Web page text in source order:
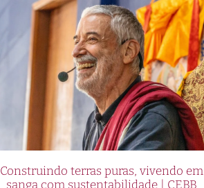
Construindo terras puras, vivendo em
sanga com sustentabilidade | CEBB